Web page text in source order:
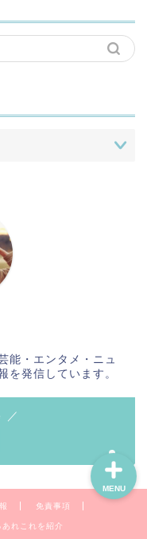
能・エンタメ・ニュ
を発信しています。
／
免責事項
れこれを紹介
MENU
お問合せ